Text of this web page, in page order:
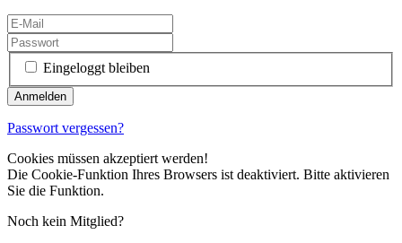
Eingeloggt bleiben
Passwort vergessen?
Cookies müssen akzeptiert werden!
Die Cookie-Funktion Ihres Browsers ist deaktiviert. Bitte aktivieren
Sie die Funktion.
Noch kein Mitglied?